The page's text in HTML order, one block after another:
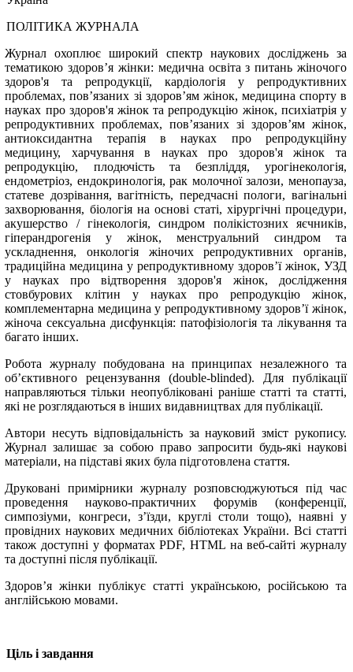
ПОЛІТИКА ЖУРНАЛА
Журнал охоплює широкий спектр наукових досліджень за
тематикою здоров’я жінки: медична освіта з питань жіночого
здоров'я та репродукції, кардіологія у репродуктивних
проблемах, пов’язаних зі здоров’ям жінок, медицина спорту в
науках про здоров'я жінок та репродукцію жінок, психіатрія у
репродуктивних проблемах, пов’язаних зі здоров’ям жінок,
антиоксидантна терапія в науках про репродукційну
медицину, харчування в науках про здоров'я жінок та
репродукцію, плодючість та безпліддя, урогінекологія,
ендометріоз, ендокринологія, рак молочної залози, менопауза,
статеве дозрівання, вагітність, передчасні пологи, вагінальні
захворювання, біологія на основі статі, хірургічні процедури,
акушерство / гінекологія, синдром полікістозних яєчників,
гіперандрогенія у жінок, менструальний синдром та
ускладнення, онкологія жіночих репродуктивних органів,
традиційна медицина у репродуктивному здоров’ї жінок, УЗД
у науках про відтворення здоров'я жінок, дослідження
стовбурових клітин у науках про репродукцію жінок,
комплементарна медицина у репродуктивному здоров’ї жінок,
жіноча сексуальна дисфункція: патофізіологія та лікування та
багато інших.
Робота журналу побудована на принципах незалежного та
об’єктивного рецензування (double-blinded). Для публікації
направляються тільки неопубліковані раніше статті та статті,
які не розглядаються в інших видавництвах для публікації.
Автори несуть відповідальність за науковий зміст рукопису.
Журнал залишає за собою право запросити будь-які наукові
матеріали, на підставі яких була підготовлена стаття.
Друковані примірники журналу розповсюджуються під час
проведення науково-практичних форумів (конференції,
симпозіуми, конгреси, з’їзди, круглі столи тощо), наявні у
провідних наукових медичних бібліотеках України. Всі статті
також доступні у форматах PDF, HTML на веб-сайті журналу
та доступні після публікації.
Здоров’я жінки публікує статті українською, російською та
англійською мовами.
Ціль і завдання